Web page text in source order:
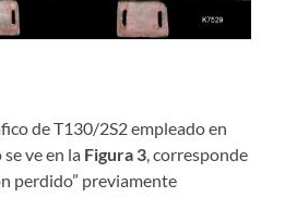
de T130/2S2 empleado en
ve en la Figura 3 , corresponde
perdido” previamente